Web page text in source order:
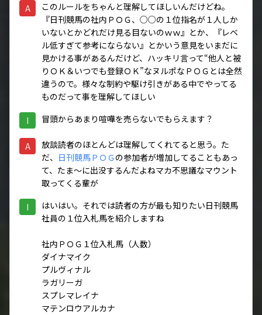
A
このルールをちゃんと理解してほしいんだけどね。
『日刊競馬の社内ＰＯＧ、○○の１位指名が１人しか
いないとかどれだけ見る目ないのｗｗ』とか、『レベ
ル低すぎて参考にならない』とかいう意見をいまだに
見かける事があるんだけど、ハッキリ言って“他人と被
りＯＫ＆いつでも登録ＯＫ”なヌルポなＰＯＧとは全然
違うので。様々な制約や駆け引きがある中でやってる
ものだって事を理解してほしい
I 冒頭からあまり喧嘩を売らないでもらえます？
A
放談読者のほとんどは理解してくれてると思う。た
だ、 日刊競馬ＰＯＧの参加者が増加してることもあっ
て、たま～に出没するんだよねマカ不思議なマウント
取ってくる輩が
I
はいはい。それでは読者の方が最も知りたい日刊競馬
社員の１位入札馬を紹介しますね
社内ＰＯＧ１位入札馬（人数）
ダイナマイク
プルヴィナル
ラガリーガ
スプレマレイナ
マテンロウアルカナ